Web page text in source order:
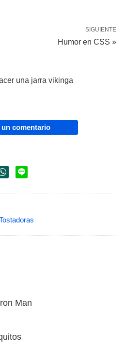
SIGUIENTE
Humor en CSS »
una jarra vikinga
un comentario
Man